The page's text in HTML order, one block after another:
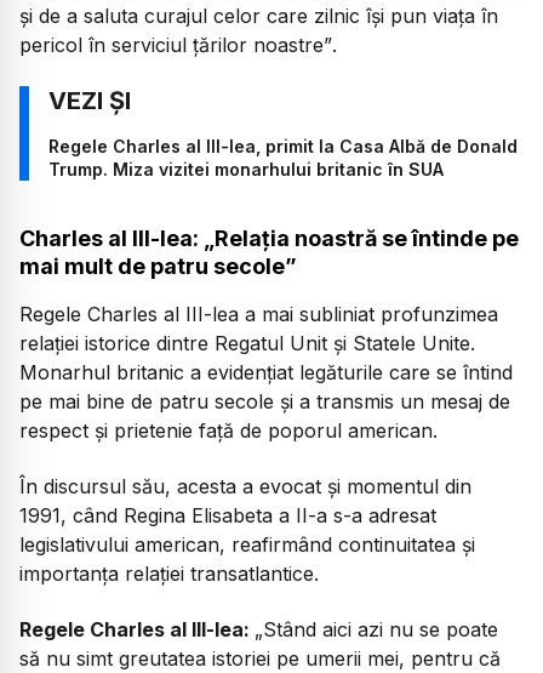
și de a saluta curajul celor care zilnic își pun viața în
pericol în serviciul țărilor noastre”.
Regele Charles al III-lea, primit la Casa Albă de Donald
Trump. Miza vizitei monarhului britanic în SUA
Charles al III-lea: „Relația noastră se întinde pe
mai mult de patru secole”
Regele Charles al III-lea a mai subliniat profunzimea
relației istorice dintre Regatul Unit și Statele Unite.
Monarhul britanic a evidențiat legăturile care se întind
pe mai bine de patru secole și a transmis un mesaj de
respect și prietenie față de poporul american.
În discursul său, acesta a evocat și momentul din
1991, când Regina Elisabeta a II-a s-a adresat
legislativului american, reafirmând continuitatea și
importanța relației transatlantice.
Regele Charles al III-lea: „Stând aici azi nu se poate
să nu simt greutatea istoriei pe umerii mei, pentru că